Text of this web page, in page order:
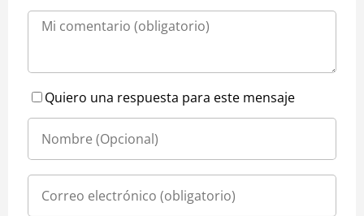
Quiero una respuesta para este mensaje